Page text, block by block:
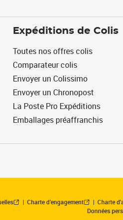
Expéditions de Colis
Toutes nos offres colis
Comparateur colis
Envoyer un Colissimo
Envoyer un Chronopost
La Poste Pro Expéditions
Emballages préaffranchis
Charte d’engagement Charte
Données